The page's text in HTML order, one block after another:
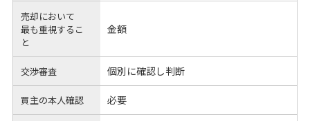
売却において
最も重視するこ
と
金額
交渉審査 個別に確認し判断
買主の本人確認 必要